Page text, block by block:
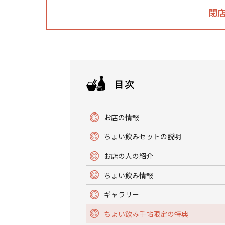
閉
お店の情報
ちょい飲みセットの説明
お店の人の紹介
ちょい飲み情報
ギャラリー
ちょい飲み手帖限定の特典